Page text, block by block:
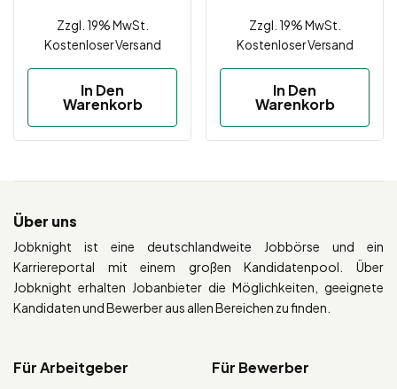
Zzgl. 19% MwSt.
Kostenloser Versand
In Den
Warenkorb
Zzgl. 19% MwSt.
Kostenloser Versand
In Den
Warenkorb
Über uns
Jobknight ist eine deutschlandweite Jobbörse und ein
Karriereportal mit einem großen Kandidatenpool. Über
Jobknight erhalten Jobanbieter die Möglichkeiten, geeignete
Kandidaten und Bewerber aus allen Bereichen zu finden.
Für Arbeitgeber Für Bewerber